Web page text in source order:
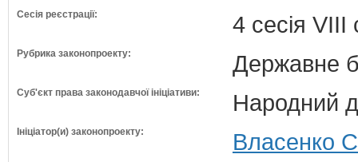
Сесія реєстрації: 4 сесія VIII
Рубрика законопроекту: Державне
Суб'єкт права законодавчої ініціативи: Народний
Ініціатор(и) законопроекту:
Власенко